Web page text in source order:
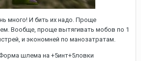
много! И бить их надо. Проще
Вообще, проще вытягивать мобов по 1
и экономней по манозатратам.
шлема на +5инт+5ловки